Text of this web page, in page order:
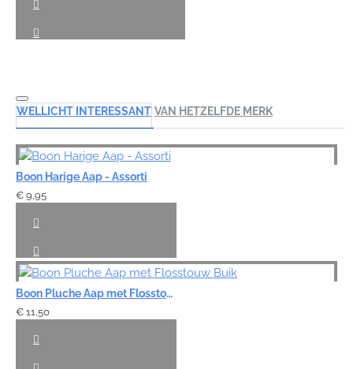
WELLICHT INTERESSANT VAN HETZELFDE MERK
Boon Harige Aap - Assorti
€ 9,95
Boon Pluche Aap met Flosstouw Buik
€ 11,50